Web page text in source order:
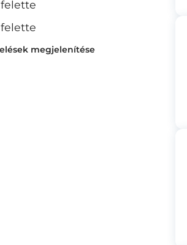
megjelenítése